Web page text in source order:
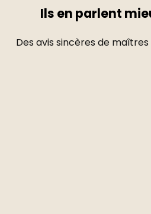
Ils en parlent
Des avis sincères de